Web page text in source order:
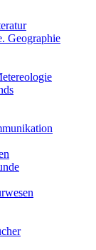
Geographie